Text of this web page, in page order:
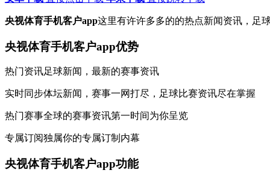
央视体育手机客户app这里有许许多多的的热点新闻资讯，足
央视体育手机客户app优势
热门资讯足球新闻，最新的赛事资讯
实时同步体坛新闻，赛事一网打尽，足球比赛资讯尽在掌握
热门赛事全球的赛事资讯第一时间为你呈览
专属订阅独属你的专属订制内幕
央视体育手机客户app功能